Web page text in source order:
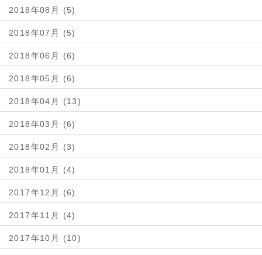
2018年08月 (5)
2018年07月 (5)
2018年06月 (6)
2018年05月 (6)
2018年04月 (13)
2018年03月 (6)
2018年02月 (3)
2018年01月 (4)
2017年12月 (6)
2017年11月 (4)
2017年10月 (10)